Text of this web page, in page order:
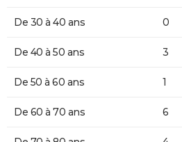
De 30 à 40 ans 0
De 40 à 50 ans 3
De 50 à 60 ans 1
De 60 à 70 ans 6